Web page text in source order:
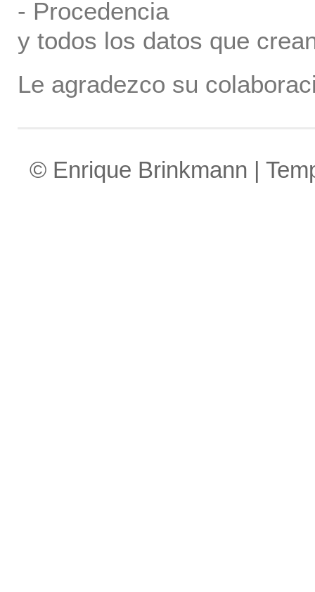
- Procedencia
y todos los datos que
Le agradezco su
© Enrique Brinkmann |